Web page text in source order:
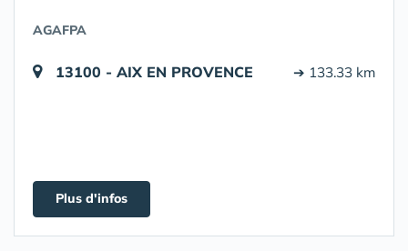
AGAFPA
13100 - AIX EN PROVENCE ➔ 133.33 km
Plus d'infos